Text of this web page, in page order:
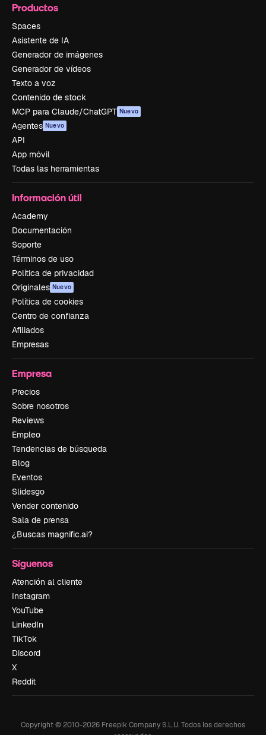
Productos
Spaces
Asistente de IA
Generador de imágenes
Generador de vídeos
Texto a voz
Contenido de stock
MCP para Claude/ChatGPT Nuevo
Agentes Nuevo
API
App móvil
Todas las herramientas
Información útil
Academy
Documentación
Soporte
Términos de uso
Política de privacidad
Originales Nuevo
Política de cookies
Centro de confianza
Afiliados
Empresas
Empresa
Precios
Sobre nosotros
Reviews
Empleo
Tendencias de búsqueda
Blog
Eventos
Slidesgo
Vender contenido
Sala de prensa
¿Buscas magnific.ai?
Síguenos
Atención al cliente
Instagram
YouTube
LinkedIn
TikTok
Discord
X
Reddit
Copyright © 2010-2026 Freepik Company S.L.U.Todos los derechos